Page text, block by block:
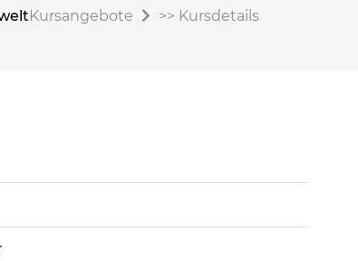
Kursangebote >> Kursdetails